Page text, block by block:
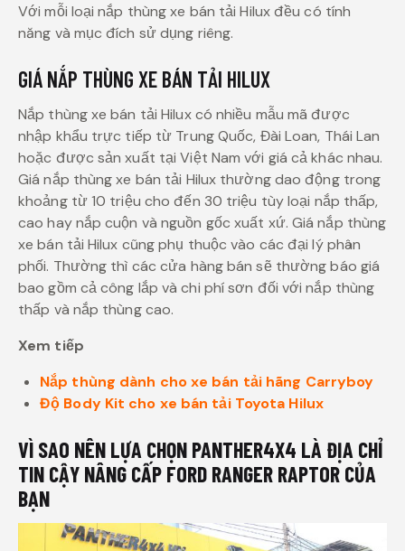
Với mỗi loại nắp thùng xe bán tải Hilux đều có tính
năng và mục đích sử dụng riêng.
GIÁ NẮP THÙNG XE BÁN TẢI HILUX
Nắp thùng xe bán tải Hilux có nhiều mẫu mã được
nhập khẩu trực tiếp từ Trung Quốc, Đài Loan, Thái Lan
hoặc được sản xuất tại Việt Nam với giá cả khác nhau.
Giá nắp thùng xe bán tải Hilux thường dao động trong
khoảng từ 10 triệu cho đến 30 triệu tùy loại nắp thấp,
cao hay nắp cuộn và nguồn gốc xuất xứ. Giá nắp thùng
xe bán tải Hilux cũng phụ thuộc vào các đại lý phân
phối. Thường thì các cửa hàng bán sẽ thường báo giá
bao gồm cả công lắp và chi phí sơn đối với nắp thùng
thấp và nắp thùng cao.
Xem tiếp
Nắp thùng dành cho xe bán tải hãng Carryboy
Độ Body Kit cho xe bán tải Toyota Hilux
VÌ SAO NÊN LỰA CHỌN PANTHER4X4 LÀ ĐỊA CHỈ
TIN CẬY NÂNG CẤP FORD RANGER RAPTOR CỦA
BẠN